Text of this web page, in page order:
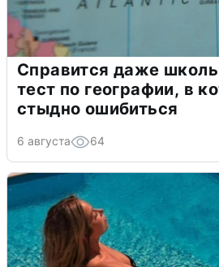
Справится даже
тест по географии, в
стыдно ошибиться
6 августа 64